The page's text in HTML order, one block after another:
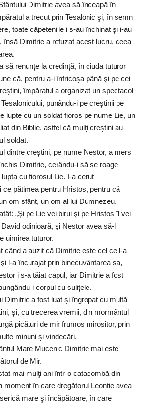
Dimitrie avea să înceapă în
a trecut prin Tesalonic şi, în semn
toate căpeteniile i s-au închinat şi i-au
însă Dimitrie a refuzat acest lucru, ceea
să renunţe la credinţă, în ciuda tuturor
că, pentru a-i înfricoşa până şi pe cei
împăratul a organizat un spectacol
punându-i pe creştinii pe
lupte cu un soldat fioros pe nume Lie, un
din Biblie, astfel că mulţi creştini au
soldat.
dintre creştini, pe nume Nestor, a mers
Dimitrie, cerându-i să se roage
cu fiorosul Lie. I-a cerut
ce pătimea pentru Hristos, pentru că
om sfânt, un om al lui Dumnezeu.
„Şi pe Lie vei birui şi pe Hristos îl vei
odinioară, şi Nestor avea să-l
uimirea tuturor.
când a auzit că Dimitrie este cel ce l-a
l-a încurajat prin binecuvântarea sa,
i s-a tăiat capul, iar Dimitrie a fost
i corpul cu suliţele.
Dimitrie a fost luat şi îngropat cu multă
şi, cu trecerea vremii, din mormântul
picături de mir frumos mirositor, prin
minuni şi vindecări.
Mare Mucenic Dimitrie mai este
de Mir.
mai mulţi ani într-o catacombă din
moment în care dregătorul Leontie avea
mare şi încăpătoare, în care